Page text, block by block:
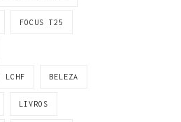
FOCUS T25
LCHF BELEZA
LIVROS